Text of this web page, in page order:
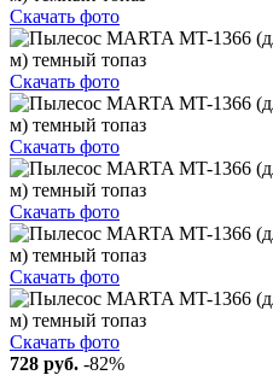
Скачать фото
Скачать фото
Скачать фото
Скачать фото
Скачать фото
Скачать фото
728 руб. -82%